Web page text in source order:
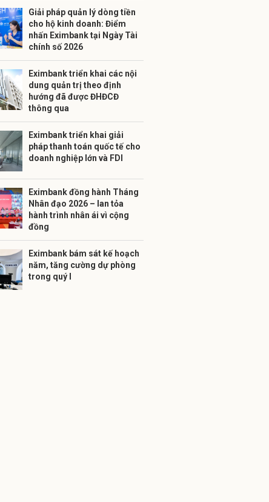
Giải pháp quản lý dòng tiền
cho hộ kinh doanh: Điểm
nhấn Eximbank tại Ngày Tài
chính số 2026
Eximbank triển khai các nội
dung quản trị theo định
hướng đã được ĐHĐCĐ
thông qua
Eximbank triển khai giải
pháp thanh toán quốc tế cho
doanh nghiệp lớn và FDI
Eximbank đồng hành Tháng
Nhân đạo 2026 – lan tỏa
hành trình nhân ái vì cộng
đồng
Eximbank bám sát kế hoạch
năm, tăng cường dự phòng
trong quý I